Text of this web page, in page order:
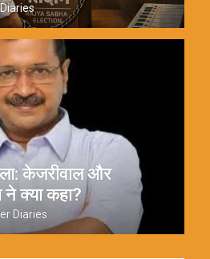
केजरीवाल और
ने क्या कहा?
Diaries